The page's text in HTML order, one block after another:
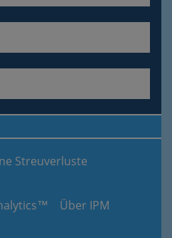
Streuverluste
Über IPM